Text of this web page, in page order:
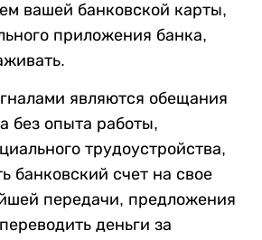
вашей банковской карты,
приложения банка,
являются обещания
без опыта работы,
трудоустройства,
банковский счет на свое
передачи, предложения
деньги за